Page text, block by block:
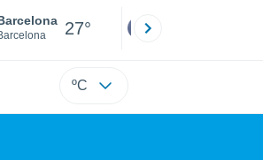
27°
ºC